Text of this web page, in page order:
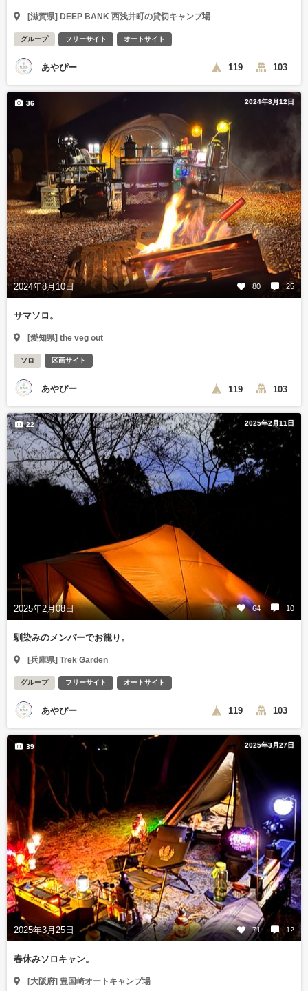
[滋賀県] DEEP BANK 西浅井町の貸切キャンプ場
グループ フリーサイト オートサイト
あやぴー 119 103
2024年8月12日
2024年8月10日 80 25
36
サマソロ。
[愛知県] the veg out
ソロ 区画サイト
あやぴー 119 103
2025年2月11日
2025年2月08日 64 10
22
馴染みのメンバーでお籠り。
[兵庫県] Trek Garden
グループ フリーサイト オートサイト
あやぴー 119 103
2025年3月27日
2025年3月25日 71 12
39
春休みソロキャン。
[大阪府] 豊国崎オートキャンプ場